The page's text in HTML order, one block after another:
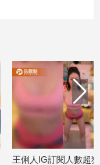
王俐人IG訂閱人數超